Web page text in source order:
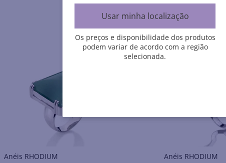
Anéis RHODIUM Anéis RHODIUM
Usar minha localização
Os preços e disponibilidade dos produtos
podem variar de acordo com a região
selecionada.